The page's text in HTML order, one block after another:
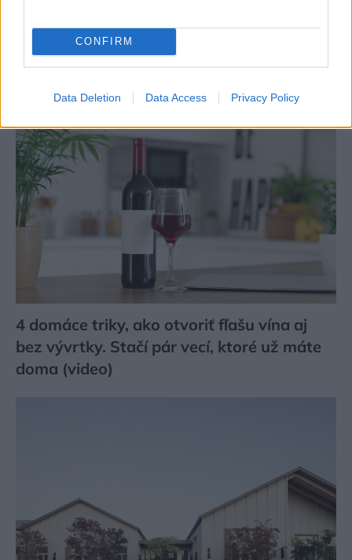
CONFIRM
Data Deletion Data Access Privacy Policy
materiál vydrží záťaž, ktorý môže kĺzať a
pri čom rátať s častou údržbou?
4 domáce triky, ako otvoriť fľašu vína aj
bez vývrtky. Stačí pár vecí, ktoré už máte
doma (video)